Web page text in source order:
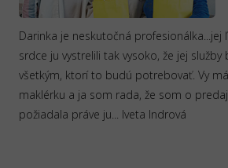
Darinka je neskutočná profesionálka...jej
srdce ju vystrelili tak vysoko, že jej
všetkým, ktorí to budú potrebovať. Vy
maklérku a ja som rada, že som o
požiadala práve ju... Iveta Indrová